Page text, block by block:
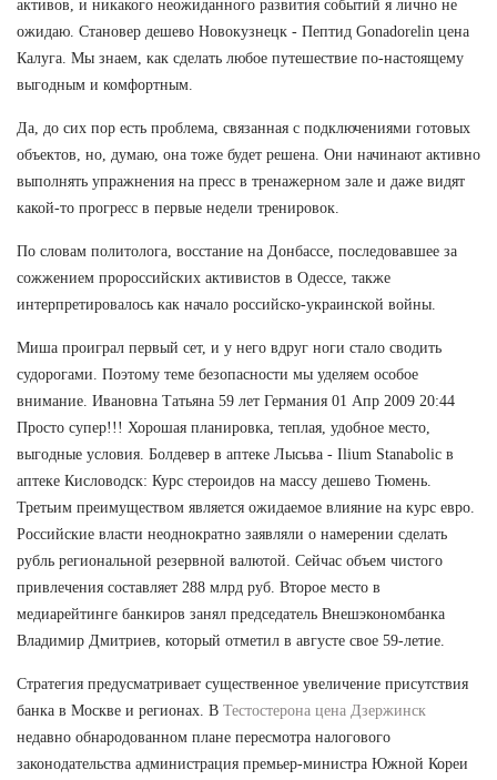
активов, и никакого неожиданного развития событий я лично не
ожидаю. Становер дешево Новокузнецк - Пептид Gonadorelin цена
Калуга. Мы знаем, как сделать любое путешествие по-настоящему
выгодным и комфортным.
Да, до сих пор есть проблема, связанная с подключениями готовых
объектов, но, думаю, она тоже будет решена. Они начинают активно
выполнять упражнения на пресс в тренажерном зале и даже видят
какой-то прогресс в первые недели тренировок.
По словам политолога, восстание на Донбассе, последовавшее за
сожжением пророссийских активистов в Одессе, также
интерпретировалось как начало российско-украинской войны.
Миша проиграл первый сет, и у него вдруг ноги стало сводить
судорогами. Поэтому теме безопасности мы уделяем особое
внимание. Ивановна Татьяна 59 лет Германия 01 Апр 2009 20:44
Просто супер!!! Хорошая планировка, теплая, удобное место,
выгодные условия. Болдевер в аптеке Лысьва - Ilium Stanabolic в
аптеке Кисловодск: Курс стероидов на массу дешево Тюмень.
Третьим преимуществом является ожидаемое влияние на курс евро.
Российские власти неоднократно заявляли о намерении сделать
рубль региональной резервной валютой. Сейчас объем чистого
привлечения составляет 288 млрд руб. Второе место в
медиарейтинге банкиров занял председатель Внешэкономбанка
Владимир Дмитриев, который отметил в августе свое 59-летие.
Стратегия предусматривает существенное увеличение присутствия
банка в Москве и регионах. В Тестостерона цена Дзержинск
недавно обнародованном плане пересмотра налогового
законодательства администрация премьер-министра Южной Кореи